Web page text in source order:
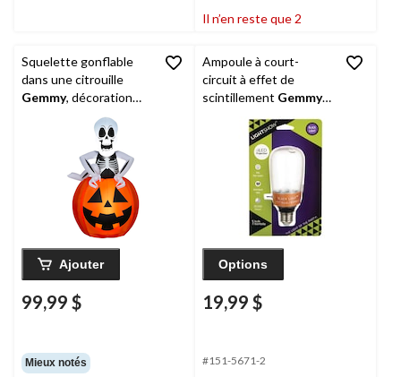
Il n’en reste que 2
Squelette gonflable
dans une citrouille
Gemmy, décoration
extérieure pour la cour,
Ajouter
99,99 $
Mieux notés
Ampoule à court-
circuit à effet de
scintillement Gemmy
Lightshow, noir, 6-1/4
cm, décoration
intérieure/extérieure
pour l'Halloween
Options
19,99 $
#151-5671-2